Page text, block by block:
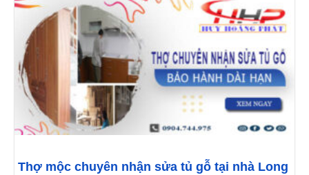
Thợ mộc chuyên nhận sửa tủ gỗ tại nhà Long